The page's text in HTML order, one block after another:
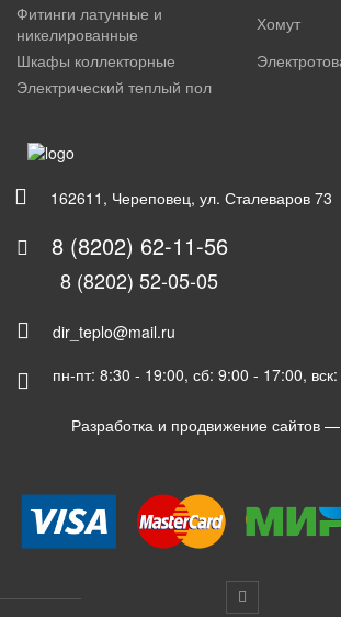
Фитинги латунные и
никелированные
Хомут
Шкафы коллекторные
Электрический теплый пол
162611, Череповец, ул. Сталеваров 73
8 (8202) 62-11-56
8 (8202) 52-05-05
dir_teplo@mail.ru
пн-пт: 8:30 - 19:00, сб: 9:00 - 17:00,
Разработка и продвижение сайтов —